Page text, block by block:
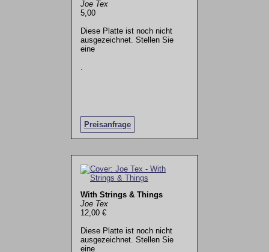
Joe Tex
5,00
Diese Platte ist noch nicht
ausgezeichnet. Stellen Sie
eine
Preisanfrage
.
With Strings & Things
Joe Tex
12,00 €
Diese Platte ist noch nicht
ausgezeichnet. Stellen Sie
eine